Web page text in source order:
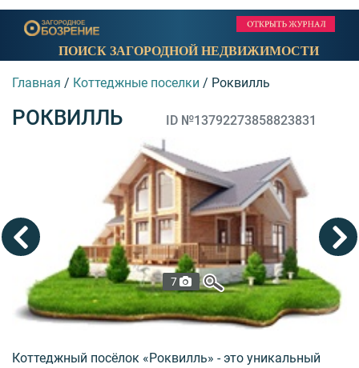
ПОИСК ЗАГОРОДНОЙ НЕДВИЖИМОСТИ
Главная / Коттеджные поселки / Роквилль
РОКВИЛЛЬ ID №13792273858823831
7
Коттеджный посёлок «Роквилль» - это уникальный